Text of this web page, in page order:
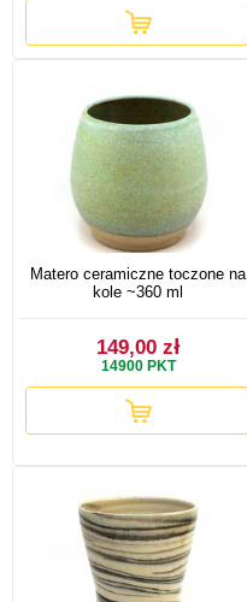
Matero ceramiczne toczone na
kole ~360 ml
149,00 zł
14900PKT